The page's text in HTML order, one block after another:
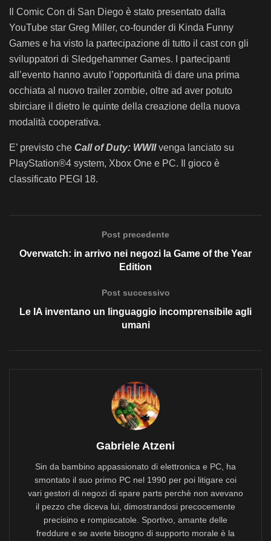
Il Comic Con di San Diego è stato presentato dalla
YouTube star Greg Miller, co-founder di Kinda Funny
Games e ha visto la partecipazione di tutto il cast con gli
sviluppatori di Sledgehammer Games. I partecipanti
all’evento hanno avuto l’opportunità di dare una prima
occhiata al nuovo trailer zombie, oltre ad aver potuto
sbirciare il dietro le quinte della creazione della nuova
modalità cooperativa.
E’ previsto che Call of Duty: WWIIvenga lanciato su
PlayStation®4 system, Xbox One e PC. Il gioco è
classificato PEGI 18.
Post precedente
Overwatch: in arrivo nei negozi la Game of the Year
Edition
Post successivo
Le IA inventano un linguaggio incomprensibile agli
umani
Gabriele Atzeni
Sin da bambino appassionato di elettronica e PC, ha
smontato il suo primo PC nel 1990 per poi litigare coi
vari gestori di negozi di spare parts perchè non avevano
il pezzo che diceva lui, dimostrandosi precocemente
precisino e rompiscatole. Sportivo, amante delle
freddure e se avete bisogno di supporto morale è la